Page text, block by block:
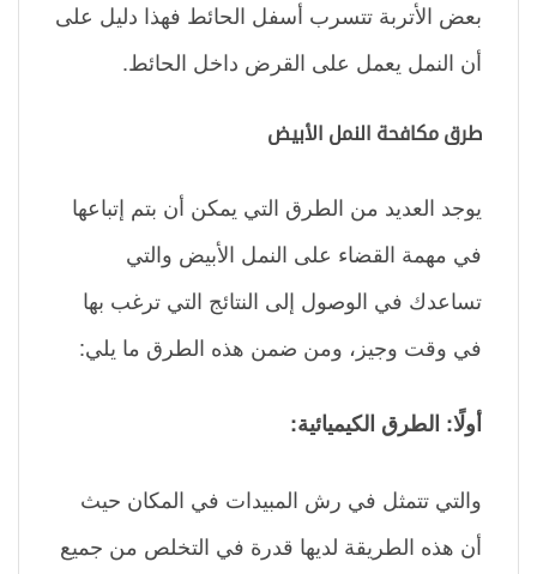
بعض الأتربة تتسرب أسفل الحائط فهذا دليل على
أن النمل يعمل على القرض داخل الحائط.
طرق مكافحة النمل الأبيض
يوجد العديد من الطرق التي يمكن أن بتم إتباعها
في مهمة القضاء على النمل الأبيض والتي
تساعدك في الوصول إلى النتائج التي ترغب بها
في وقت وجيز، ومن ضمن هذه الطرق ما يلي:
أولًا: الطرق الكيميائية:
والتي تتمثل في رش المبيدات في المكان حيث
أن هذه الطريقة لديها قدرة في التخلص من جميع